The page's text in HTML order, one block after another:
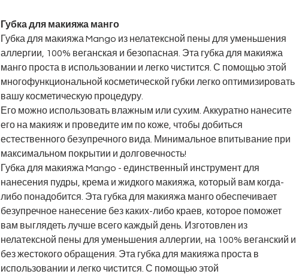
Губка для макияжа манго
Губка для макияжа Mango из нелатексной пены для уменьшения
аллергии, 100% веганская и безопасная. Эта губка для макияжа
манго проста в использовании и легко чистится. С помощью этой
многофункциональной косметической губки легко оптимизировать
вашу косметическую процедуру.
Его можно использовать влажным или сухим. Аккуратно нанесите
его на макияж и проведите им по коже, чтобы добиться
естественного безупречного вида. Минимальное впитывание при
максимальном покрытии и долговечность!
Губка для макияжа Mango - единственный инструмент для
нанесения пудры, крема и жидкого макияжа, который вам когда-
либо понадобится. Эта губка для макияжа манго обеспечивает
безупречное нанесение без каких-либо краев, которое поможет
вам выглядеть лучше всего каждый день. Изготовлен из
нелатексной пены для уменьшения аллергии, на 100% веганский и
без жестокого обращения. Эта губка для макияжа проста в
использовании и легко чистится. С помощью этой